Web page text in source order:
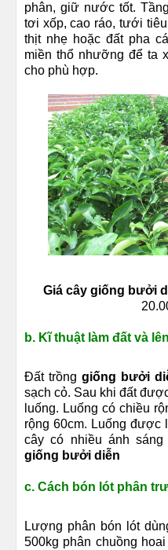
phân, giữ nước tốt.
tơi xốp, cao ráo, tưới
thịt nhẹ hoặc đất pha
miền thổ nhưỡng để ta
cho phù hợp.
Giá cây giống bưởi
b. Kĩ thuật làm đất và
Đất trồng giống bưởi
sạch cỏ. Sau khi đất
luống. Luống có chiều
rộng 60cm. Luống được
cây có nhiều ánh
giống bưởi diễn
c. Cách bón lót phân
Lượng phân bón lót
500kg phân chuồng